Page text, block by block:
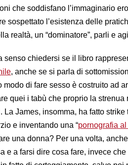
che soddisfano l’immaginario
sospettato l’esistenza delle
realtà, un “dominatore”, parli e
senso chiedersi se il libro
, anche se si parla di
modo di fare sesso è costruito ad
quei i tabù che proprio la
La James, insomma, ha fatto
e inventando una “pornografia
una donna? Per una volta,
e a farsi dire cosa fare, invece